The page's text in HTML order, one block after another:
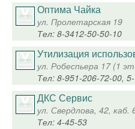
Оптима Чайка
ул. Пролетарская 19
Тел: 8-3412-50-50-10
Утилизация
ул. Робеспьера 17 (1
Тел: 8-951-206-72-00,
ДКС Сервис
ул. Свердлова, 42, каб.
Тел: 4-45-53